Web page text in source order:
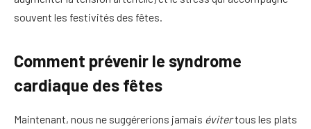
souvent les festivités des fêtes.
Comment prévenir le syndrome
cardiaque des fêtes
Maintenant, nous ne suggérerions jamais évitertous les plats